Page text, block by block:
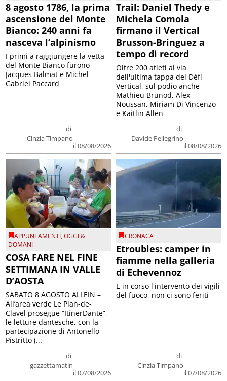
8 agosto 1786, la prima
ascensione del Monte
Bianco: 240 anni fa
nasceva l’alpinismo
di
Cinzia Timpano
il 08/08/2026
I primi a raggiungere la vetta
del Monte Bianco furono
Jacques Balmat e Michel
Gabriel Paccard
Trail: Daniel Thedy e
Michela Comola
firmano il Vertical
Brusson-Bringuez a
tempo di record
di
Davide Pellegrino
il 08/08/2026
Oltre 200 atleti al via
dell'ultima tappa del Défì
Vertical, sul podio anche
Mathieu Brunod, Alex
Noussan, Miriam Di Vincenzo
e Kaitlin Allen
APPUNTAMENTI,OGGI &
DOMANI
COSA FARE NEL FINE
SETTIMANA IN VALLE
D’AOSTA
di
gazzettamatin
il 07/08/2026
SABATO 8 AGOSTO ALLEIN –
All’area verde Le Plan-de-
Clavel prosegue “ItinerDante”,
le letture dantesche, con la
partecipazione di Antonello
Pistritto (...
CRONACA
Etroubles: camper in
fiamme nella galleria
di Echevennoz
di
Cinzia Timpano
il 07/08/2026
E in corso l'intervento dei vigili
del fuoco, non ci sono feriti